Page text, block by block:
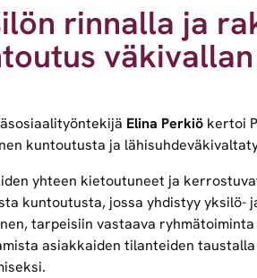
rinnalla ja
Elina Perkiö kertoi
kuntoutusta ja
yhteen kietoutuneet ja
kuntoutusta, jossa yhdistyy yksilö-
tarpeisiin vastaava
asiakkaiden tilanteiden